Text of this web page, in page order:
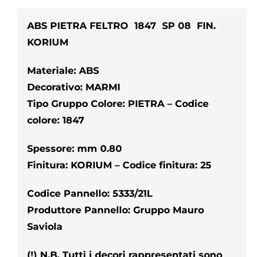
ABS PIETRA FELTRO 1847 SP 08 FIN.
KORIUM
Materiale: ABS
Decorativo: MARMI
Tipo Gruppo Colore: PIETRA – Codice
colore: 1847
Spessore: mm 0.80
Finitura: KORIUM – Codice finitura: 25
Codice Pannello: 5333/21L
Produttore Pannello: Gruppo Mauro
Saviola